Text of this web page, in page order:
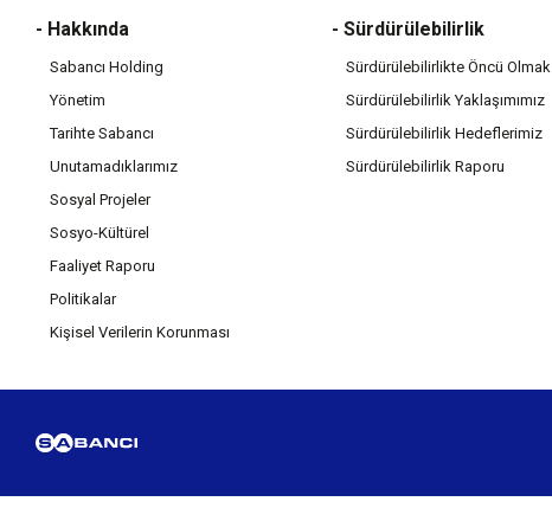
- Hakkında
Sabancı Holding
Yönetim
Tarihte Sabancı
Unutamadıklarımız
Sosyal Projeler
Sosyo-Kültürel
Faaliyet Raporu
Politikalar
Kişisel Verilerin Korunması
- Sürdürülebilirlik
Sürdürülebilirlikte Öncü Olmak
Sürdürülebilirlik Yaklaşımımız
Sürdürülebilirlik Hedeflerimiz
Sürdürülebilirlik Raporu